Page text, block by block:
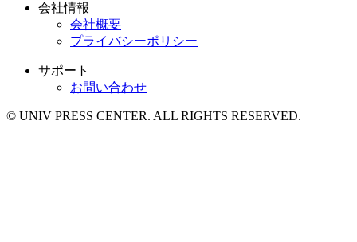
会社情報
会社概要
プライバシーポリシー
サポート
お問い合わせ
© UNIV PRESS CENTER. ALL RIGHTS RESERVED.